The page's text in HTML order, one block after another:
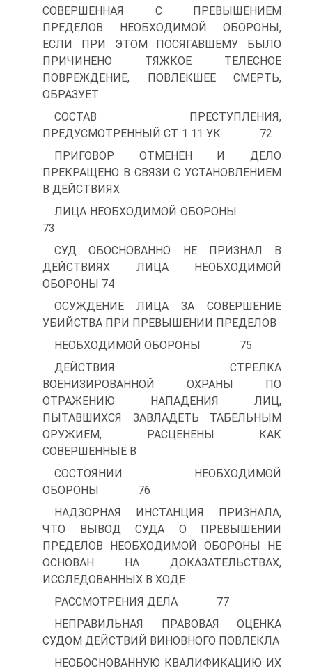
СОВЕРШЕННАЯ С ПРЕВЫШЕНИЕМ
ПРЕДЕЛОВ НЕОБХОДИМОЙ ОБОРОНЫ,
ЕСЛИ ПРИ ЭТОМ ПОСЯГАВШЕМУ БЫЛО
ПРИЧИНЕНО ТЯЖКОЕ ТЕЛЕСНОЕ
ПОВРЕЖДЕНИЕ, ПОВЛЕКШЕЕ СМЕРТЬ,
ОБРАЗУЕТ
СОСТАВ ПРЕСТУПЛЕНИЯ,
ПРЕДУСМОТРЕННЫЙ СТ. 1 11 УК 72
ПРИГОВОР ОТМЕНЕН И ДЕЛО
ПРЕКРАЩЕНО В СВЯЗИ С УСТАНОВЛЕНИЕМ
В ДЕЙСТВИЯХ
ЛИЦА НЕОБХОДИМОЙ ОБОРОНЫ
73
СУД ОБОСНОВАННО НЕ ПРИЗНАЛ В
ДЕЙСТВИЯХ ЛИЦА НЕОБХОДИМОЙ
ОБОРОНЫ 74
ОСУЖДЕНИЕ ЛИЦА ЗА СОВЕРШЕНИЕ
УБИЙСТВА ПРИ ПРЕВЫШЕНИИ ПРЕДЕЛОВ
НЕОБХОДИМОЙ ОБОРОНЫ 75
ДЕЙСТВИЯ СТРЕЛКА
ВОЕНИЗИРОВАННОЙ ОХРАНЫ ПО
ОТРАЖЕНИЮ НАПАДЕНИЯ ЛИЦ,
ПЫТАВШИХСЯ ЗАВЛАДЕТЬ ТАБЕЛЬНЫМ
ОРУЖИЕМ, РАСЦЕНЕНЫ КАК
СОВЕРШЕННЫЕ В
СОСТОЯНИИ НЕОБХОДИМОЙ
ОБОРОНЫ 76
НАДЗОРНАЯ ИНСТАНЦИЯ ПРИЗНАЛА,
ЧТО ВЫВОД СУДА О ПРЕВЫШЕНИИ
ПРЕДЕЛОВ НЕОБХОДИМОЙ ОБОРОНЫ НЕ
ОСНОВАН НА ДОКАЗАТЕЛЬСТВАХ,
ИССЛЕДОВАННЫХ В ХОДЕ
РАССМОТРЕНИЯ ДЕЛА 77
НЕПРАВИЛЬНАЯ ПРАВОВАЯ ОЦЕНКА
СУДОМ ДЕЙСТВИЙ ВИНОВНОГО ПОВЛЕКЛА
НЕОБОСНОВАННУЮ КВАЛИФИКАЦИЮ ИХ